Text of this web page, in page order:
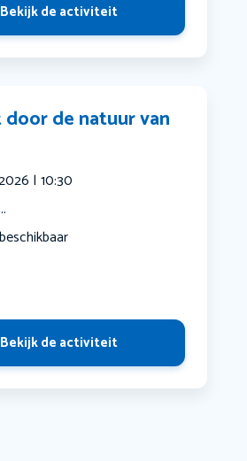
Bekijk de activiteit
de natuur van
| 10:30
Bekijk de activiteit